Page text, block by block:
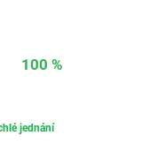
100 %
jednání